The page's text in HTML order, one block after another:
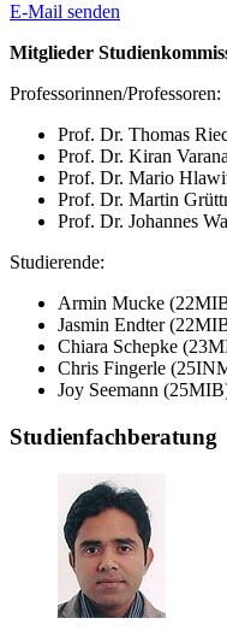
E-Mail senden
Mitglieder
Professorinnen/Professoren:
Prof. Dr. Thomas
Prof. Dr. Kiran
Prof. Dr. Mario
Prof. Dr. Martin
Prof. Dr. Johannes
Studierende:
Armin Mucke
Jasmin Endter
Chiara Schepke
Chris Fingerle
Joy Seemann
Studienfachberatung